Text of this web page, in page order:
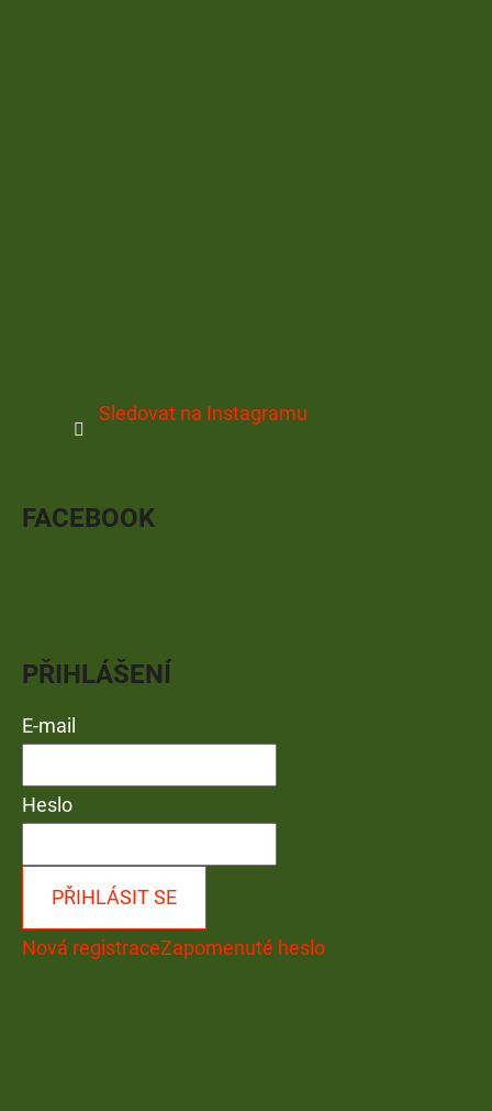
Sledovat na Instagramu
FACEBOOK
PŘIHLÁŠENÍ
E-mail
Heslo
PŘIHLÁSIT SE
Nová registraceZapomenuté heslo